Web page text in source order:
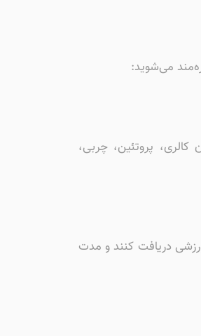
می‌شوید:
پروتئین، چربی،
دریافت کنند و مدت